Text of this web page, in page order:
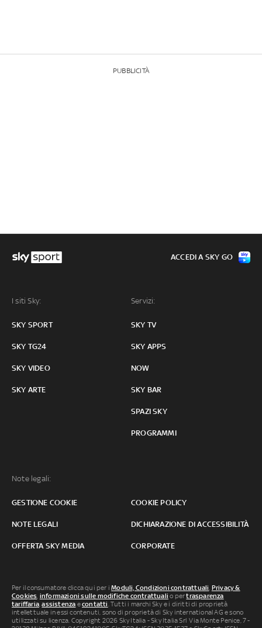
PUBBLICITÀ
I siti Sky:
SKY SPORT
SKY TG24
SKY VIDEO
SKY ARTE
Servizi:
SKY TV
SKY APPS
NOW
SKY BAR
SPAZI SKY
PROGRAMMI
Note legali:
GESTIONE COOKIE COOKIE POLICY
NOTE LEGALI DICHIARAZIONE DI ACCESSIBILITÀ
OFFERTA SKY MEDIA CORPORATE
ACCEDI A SKY GO
Per il consumatore clicca qui per iModuli, Condizioni contrattuali, Privacy &
Cookies, informazioni sulle modifiche contrattuali o pertrasparenza
tariffaria,assistenza econtatti. Tutti i marchi Sky e i diritti di proprietà
intellettuale in essi contenuti, sono di proprietà di Sky international AG e sono
utilizzati su licenza. Copyright 2026 Sky Italia - Sky Italia Srl Via Monte Penice, 7 -